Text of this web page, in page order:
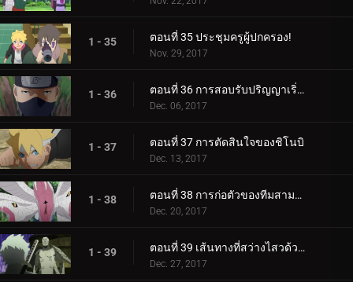
1 - 35 ตอนที่ 35 ประชุมครูผู้ปกครอง!
Nov. 29, 2017
1 - 36 ตอนที่ 36 การสอบรับปริญญาเริ่มต้นขึ้นแล้ว!
Dec. 06, 2017
1 - 37 ตอนที่ 37 การตัดสินใจของชิโนบิ
Dec. 13, 2017
1 - 38 ตอนที่ 38 การก่อตัวของทีมสามคน?
Dec. 20, 2017
1 - 39 ตอนที่ 39 เส้นทางที่สว่างไสวด้วยพระจันทร์เต็มดวง
Dec. 27, 2017